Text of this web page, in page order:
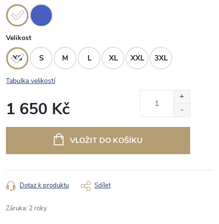
Velikost
XS S M L XL XXL 3XL
Tabulka velikostí
1 650 Kč
VLOŽIT DO KOŠÍKU
Dotaz k produktu Sdílet
Záruka: 2 roky